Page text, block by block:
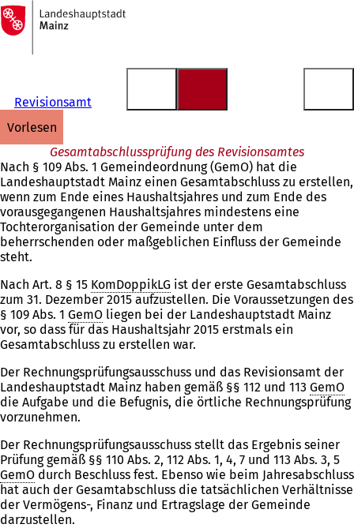
Inhalt anspringen
Zur
Startseite
Revisionsamt
vorlesen
Gesamtabschlussprüfung des Revisionsamtes
Nach § 109 Abs. 1 Gemeindeordnung (GemO) hat die
Landeshauptstadt Mainz einen Gesamtabschluss zu erstellen,
wenn zum Ende eines Haushaltsjahres und zum Ende des
vorausgegangenen Haushaltsjahres mindestens eine
Tochterorganisation der Gemeinde unter dem
beherrschenden oder maßgeblichen Einfluss der Gemeinde
steht.
Nach Art. 8 § 15 KomDoppikLG ist der erste Gesamtabschluss
zum 31. Dezember 2015 aufzustellen. Die Voraussetzungen des
§ 109 Abs. 1 GemO liegen bei der Landeshauptstadt Mainz
vor, so dass für das Haushaltsjahr 2015 erstmals ein
Gesamtabschluss zu erstellen war.
Der Rechnungsprüfungsausschuss und das Revisionsamt der
Landeshauptstadt Mainz haben gemäß §§ 112 und 113 GemO
die Aufgabe und die Befugnis, die örtliche Rechnungsprüfung
vorzunehmen.
Der Rechnungsprüfungsausschuss stellt das Ergebnis seiner
Prüfung gemäß §§ 110 Abs. 2, 112 Abs. 1, 4, 7 und 113 Abs. 3, 5
GemO durch Beschluss fest. Ebenso wie beim Jahresabschluss
hat auch der Gesamtabschluss die tatsächlichen Verhältnisse
der Vermögens-, Finanz und Ertragslage der Gemeinde
darzustellen.